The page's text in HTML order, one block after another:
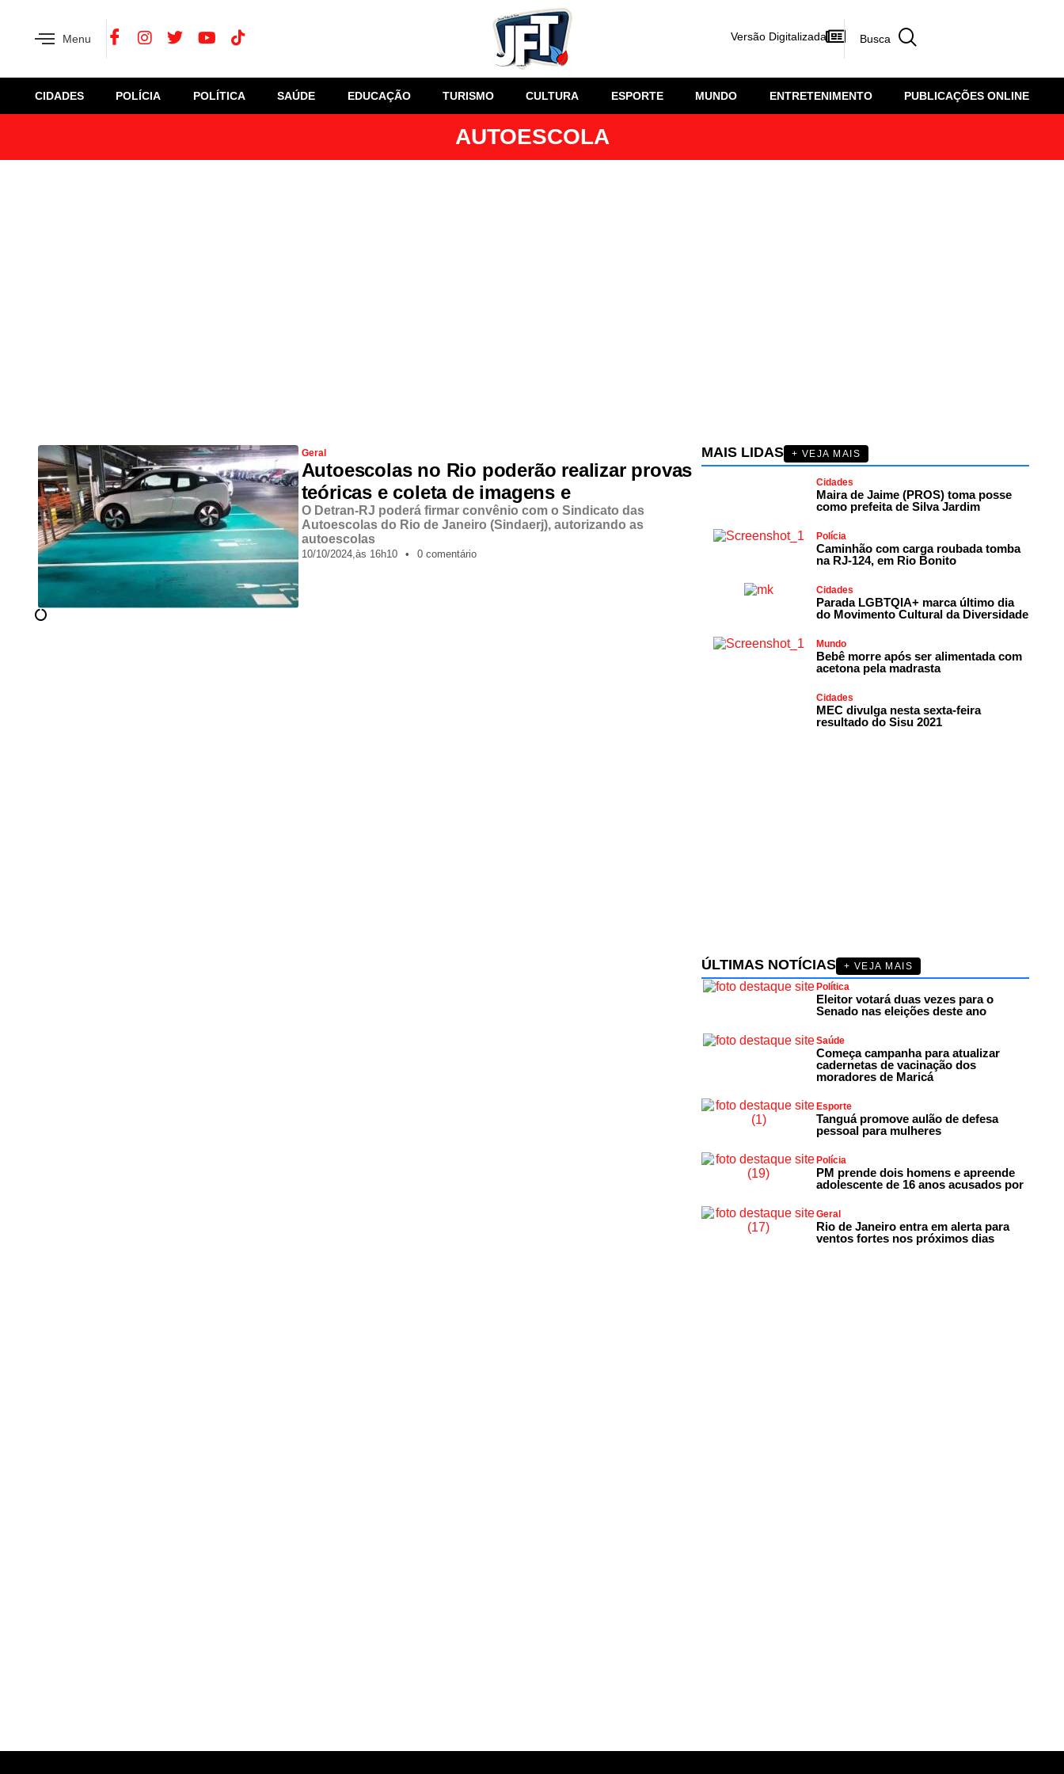
Menu Versão Digitalizada
CIDADES POLÍCIA POLÍTICA SAÚDE EDUCAÇÃO TURISMO CULTURA ESPORTE MUNDO ENTRETENIMENTO PUBLICAÇÕES ONLINE
AUTOESCOLA
Geral
Autoescolas no Rio poderão realizar provas
teóricas e coleta de imagens e
O Detran-RJ poderá firmar convênio com o Sindicato das
Autoescolas do Rio de Janeiro (Sindaerj), autorizando as
autoescolas
10/10/2024,às 16h10 • 0 comentário
MAIS LIDAS + VEJA MAIS
Cidades
Maira de Jaime (PROS) toma posse
como prefeita de Silva Jardim
Polícia
Caminhão com carga roubada tomba
na RJ-124, em Rio Bonito
Cidades
Parada LGBTQIA+ marca último dia
do Movimento Cultural da Diversidade
Mundo
Bebê morre após ser alimentada com
acetona pela madrasta
Cidades
MEC divulga nesta sexta-feira
resultado do Sisu 2021
ÚLTIMAS NOTÍCIAS
+ VEJA MAIS
Política
Eleitor votará duas vezes para o
Senado nas eleições deste ano
Saúde
Começa campanha para atualizar
cadernetas de vacinação dos
moradores de Maricá
Esporte
Tanguá promove aulão de defesa
pessoal para mulheres
Polícia
PM prende dois homens e apreende
adolescente de 16 anos acusados por
Geral
Rio de Janeiro entra em alerta para
ventos fortes nos próximos dias